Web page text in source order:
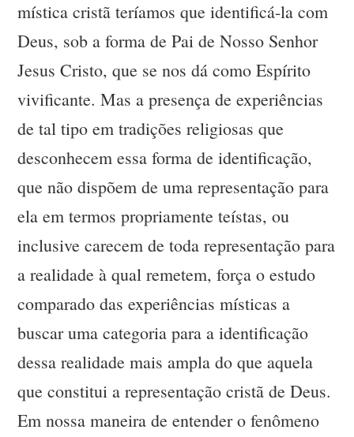
mística cristã teríamos que identificá-la com
Deus, sob a forma de Pai de Nosso Senhor
Jesus Cristo, que se nos dá como Espírito
vivificante. Mas a presença de experiências
de tal tipo em tradições religiosas que
desconhecem essa forma de identificação,
que não dispõem de uma representação para
ela em termos propriamente teístas, ou
inclusive carecem de toda representação para
a realidade à qual remetem, força o estudo
comparado das experiências místicas a
buscar uma categoria para a identificação
dessa realidade mais ampla do que aquela
que constitui a representação cristã de Deus.
Em nossa maneira de entender o fenômeno